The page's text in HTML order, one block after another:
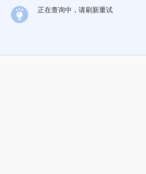
正在查询中，请刷新重试